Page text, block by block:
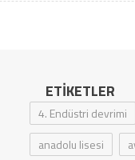
ETIKETLER
4. Endüstri devrimi
anadolu lisesi